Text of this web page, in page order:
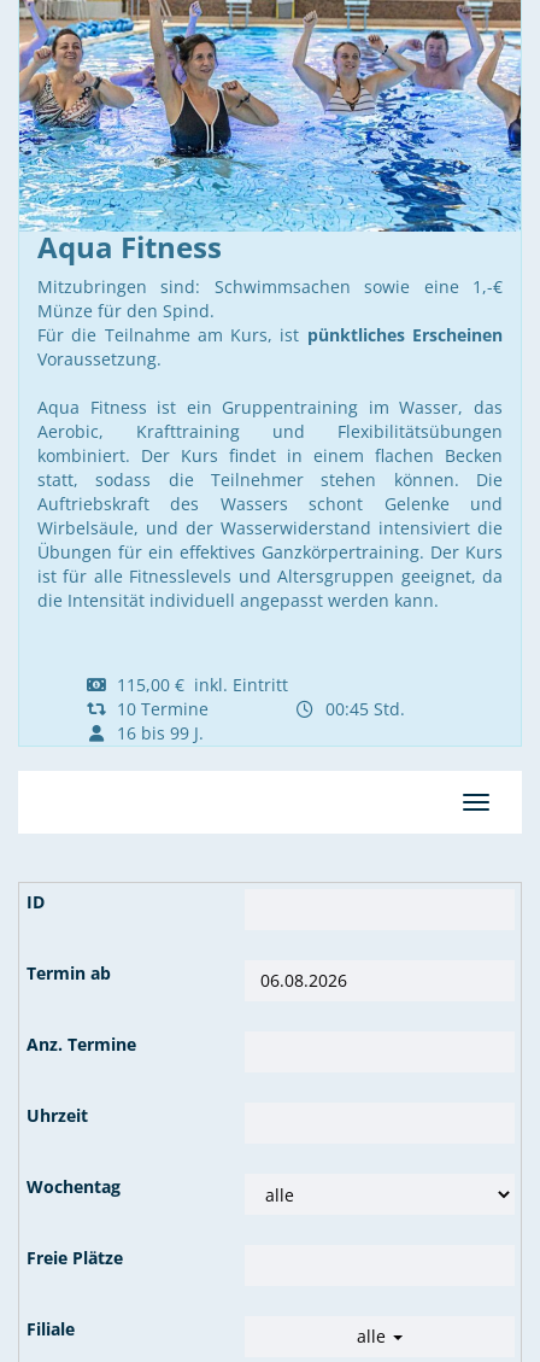
Aqua Fitness
Mitzubringen sind: Schwimmsachen sowie eine 1,-€
Münze für den Spind.
Für die Teilnahme am Kurs, ist pünktliches Erscheinen
Voraussetzung.
Aqua Fitness ist ein Gruppentraining im Wasser, das
Aerobic, Krafttraining und Flexibilitätsübungen
kombiniert. Der Kurs findet in einem flachen Becken
statt, sodass die Teilnehmer stehen können. Die
Auftriebskraft des Wassers schont Gelenke und
Wirbelsäule, und der Wasserwiderstand intensiviert die
Übungen für ein effektives Ganzkörpertraining. Der Kurs
ist für alle Fitnesslevels und Altersgruppen geeignet, da
die Intensität individuell angepasst werden kann.
115,00 € inkl. Eintritt
10 Termine
00:45 Std.
16 bis 99 J.
alle